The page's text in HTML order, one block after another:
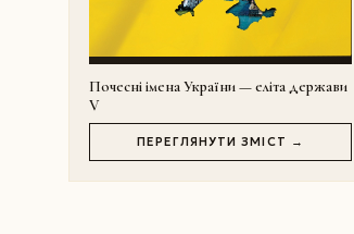
Почесні імена України — еліта держави
V
ПЕРЕГЛЯНУТИ ЗМІСТ →